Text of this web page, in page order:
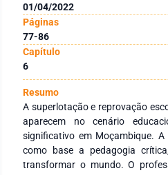
01/04/2022
Páginas
77-86
Capítulo
6
Resumo
A superlotação e reprovação
aparecem no cenário
significativo em Moçambique.
como base a pedagogia
transformar o mundo. O